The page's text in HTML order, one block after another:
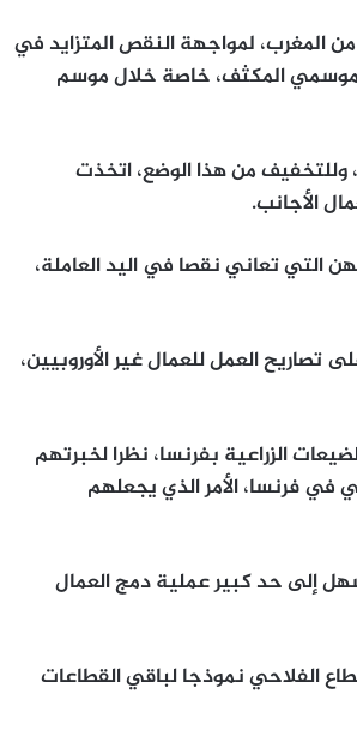
المغرب، لمواجهة النقص المتزايد في
المكثف، خاصة خلال موسم
وللتخفيف من هذا الوضع، اتخذت
الأجانب.
تعاني نقصا في اليد العاملة،
العمل للعمال غير الأوروبيين،
الزراعية بفرنسا، نظرا لخبرتهم
فرنسا، الأمر الذي يجعلهم
إلى حد كبير عملية دمج العمال
الفلاحي نموذجا لباقي القطاعات